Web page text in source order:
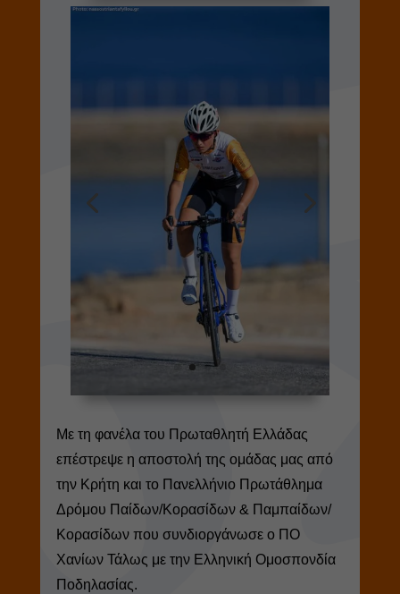
Με τη φανέλα του Πρωταθλητή Ελλάδας
επέστρεψε η αποστολή της ομάδας μας από
την Κρήτη και το Πανελλήνιο Πρωτάθλημα
Δρόμου Παίδων/Κορασίδων & Παμπαίδων/
Κορασίδων που συνδιοργάνωσε ο ΠΟ
Χανίων Τάλως με την Ελληνική Ομοσπονδία
Ποδηλασίας.